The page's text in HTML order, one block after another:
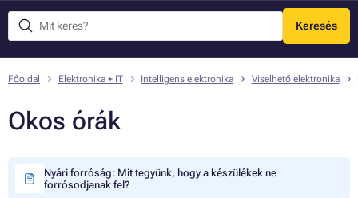
Keresés
Menü
Főoldal Elektronika + IT Intelligens elektronika Viselhető elektronika
Okos órák
Nyári forróság: Mit tegyünk, hogy a készülékek ne
forrósodjanak fel?